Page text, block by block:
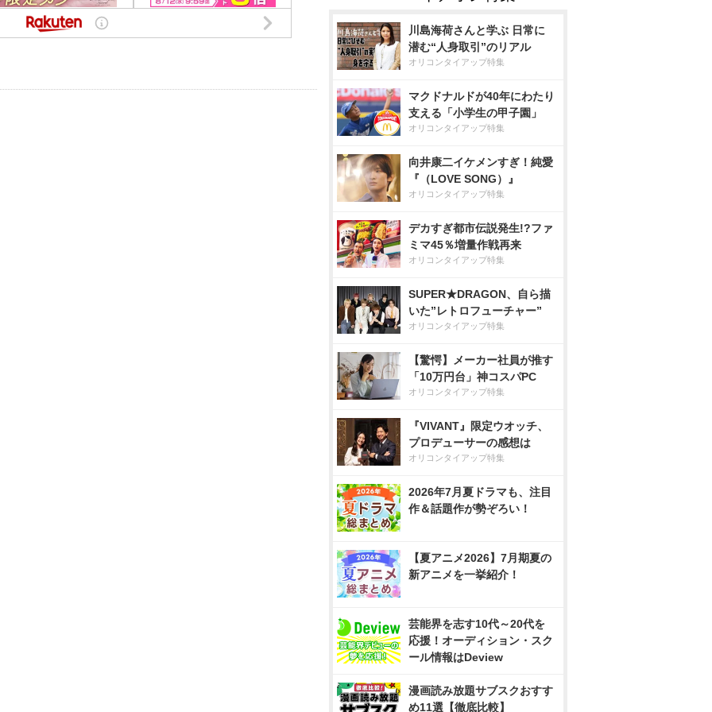
川島海荷さんと学ぶ 日常に
潜む“人身取引”のリアル
オリコンタイアップ特集
マクドナルドが40年にわたり
支える「小学生の甲子園」
オリコンタイアップ特集
向井康二イケメンすぎ！純愛
『（LOVE SONG）』
オリコンタイアップ特集
デカすぎ都市伝説発生!?ファ
ミマ45％増量作戦再来
オリコンタイアップ特集
SUPER★DRAGON、自ら描
いた”レトロフューチャー”
オリコンタイアップ特集
【驚愕】メーカー社員が推す
「10万円台」神コスパPC
オリコンタイアップ特集
『VIVANT』限定ウオッチ、
プロデューサーの感想は
オリコンタイアップ特集
2026年7月夏ドラマも、注目
作＆話題作が勢ぞろい！
【夏アニメ2026】7月期夏の
新アニメを一挙紹介！
芸能界を志す10代～20代を
応援！オーディション・スク
ール情報はDeview
漫画読み放題サブスクおすす
め11選【徹底比較】